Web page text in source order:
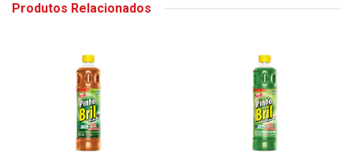
Produtos Relacionados